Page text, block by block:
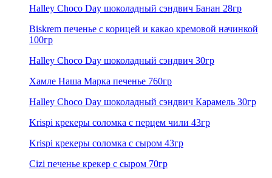
Halley Choco Day шоколадный сэндвич Банан 28гр
Biskrem печенье с корицей и какао кремовой начинкой
100гр
Halley Choco Day шоколадный сэндвич 30гр
Хамле Наша Марка печенье 760гр
Halley Choco Day шоколадный сэндвич Карамель 30гр
Krispi крекеры соломка с перцем чили 43гр
Krispi крекеры соломка с сыром 43гр
Cizi печенье крекер с сыром 70гр